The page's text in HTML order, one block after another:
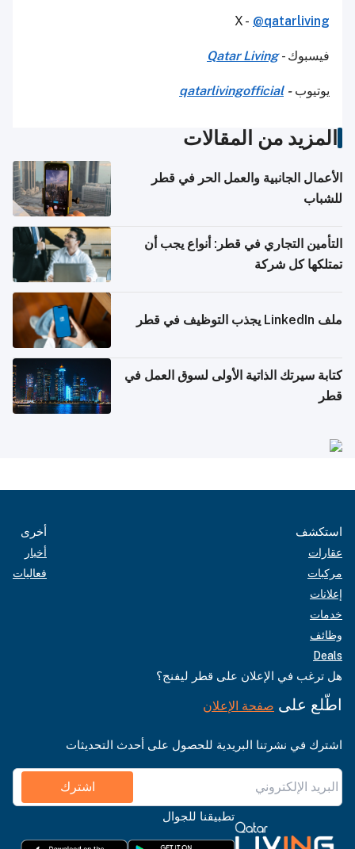
X - @qatarliving
فيسبوك -Qatar Living
يوتيوب-
qatarlivingofficial
المزيد من المقالات
الأعمال الجانبية والعمل الحر في قطر
للشباب
التأمين التجاري في قطر: أنواع يجب أن
تمتلكها كل شركة
ملف LinkedIn يجذب التوظيف في قطر
كتابة سيرتك الذاتية الأولى لسوق العمل في
قطر
استكشف
عقارات
مركبات
إعلانات
خدمات
وظائف
Deals
أخرى
أخبار
فعاليات
هل ترغب في الإعلان على قطر ليفنج؟
اطّلع على صفحة الإعلان
اشترك في نشرتنا البريدية للحصول على أحدث التحديثات
اشترك
تطبيقنا للجوال